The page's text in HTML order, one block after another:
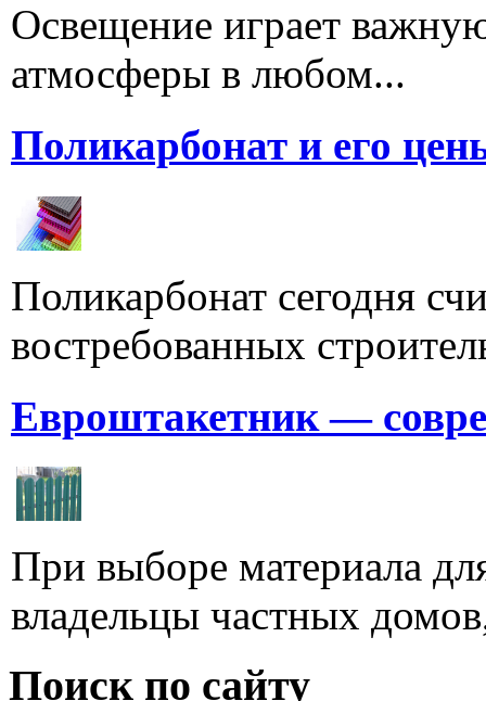
Освещение играет
атмосферы в любом...
Поликарбонат и его
Поликарбонат сегодня
востребованных
Евроштакетник —
При выборе материала
владельцы частных
Поиск по сайту